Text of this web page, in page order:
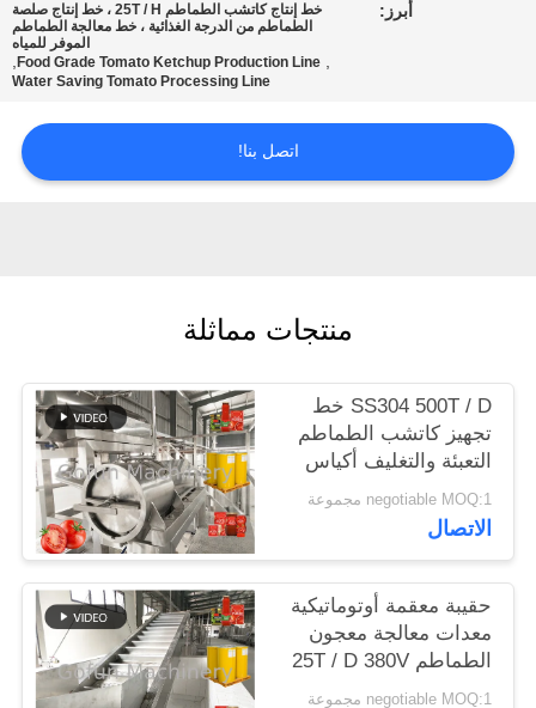
اتصل
حالات
اطلب
اقتباس
خريطة
الموقع
سياسة
أبرز:
خط إنتاج كاتشب الطماطم 25T / H ، خط إنتاج صلصة
الطماطم من الدرجة الغذائية ، خط معالجة الطماطم
الموفر للمياه
,
Food Grade Tomato Ketchup Production Line
,
Water Saving Tomato Processing Line
اتصل بنا!
منتجات مماثلة
SS304 500T / D خط
تجهيز كاتشب الطماطم
التعبئة والتغليف أكياس
معقمة
negotiable MOQ:1 مجموعة
الاتصال
حقيبة معقمة أوتوماتيكية
معدات معالجة معجون
الطماطم 25T / D 380V
negotiable MOQ:1 مجموعة